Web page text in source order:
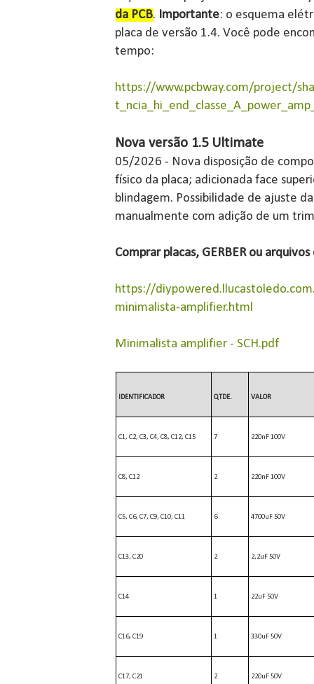
da PCB. Importante: o esquema
placa de versão 1.4. Você pode
tempo:
https://www.pcbway.com/project/
Nova versão 1.5 Ultimate
05/2026 - Nova disposição de
físico da placa; adicionada face
blindagem. Possibilidade de ajuste
manualmente com adição de um
Comprar placas, GERBER ou
https://
minimalista-amplifier.html
Minimalista amplifier - SCH.pdf
IDENTIFICADOR QTDE. VALOR
C1, C2, C3, C4, C8, C12, C15 7 220nF 100V
C8, C12 2 220nF 100V
C5, C6, C7, C9, C10, C11 6 4700uF 50V
C13, C20 2 2,2uF 50V
C14 1 22uF 50V
C16, C19 1 330uF 50V
C17, C21 2 220uF 50V